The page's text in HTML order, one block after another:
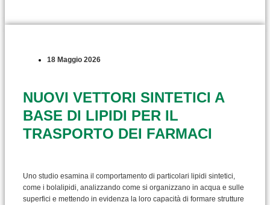
18 Maggio 2026
NUOVI VETTORI SINTETICI A
BASE DI LIPIDI PER IL
TRASPORTO DEI FARMACI
Uno studio esamina il comportamento di particolari lipidi sintetici,
come i bolalipidi, analizzando come si organizzano in acqua e sulle
superfici e mettendo in evidenza la loro capacità di formare strutture